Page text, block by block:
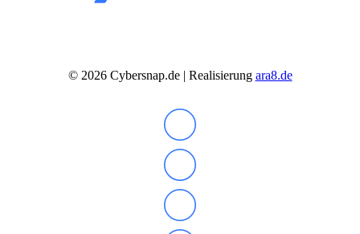
© 2026Cybersnap.de | Realisierung ara8.de